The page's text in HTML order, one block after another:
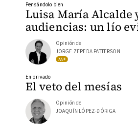
Luisa María Alcalde
audiencias: un lío
Pensándolo bien
Opinión de
JORGE ZEPEDA PATTERSON
El veto del mesías
En privado
Opinión de
JOAQUÍN LÓPEZ-DÓRIGA